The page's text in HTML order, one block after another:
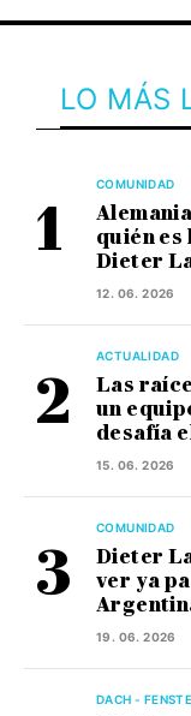
LO MÁS
COMUNIDAD
quién es
Dieter
12. 06. 2026
ACTUALIDAD
Las
un
desafía
15. 06. 2026
COMUNIDAD
Dieter
ver ya
19. 06. 2026
DACH -